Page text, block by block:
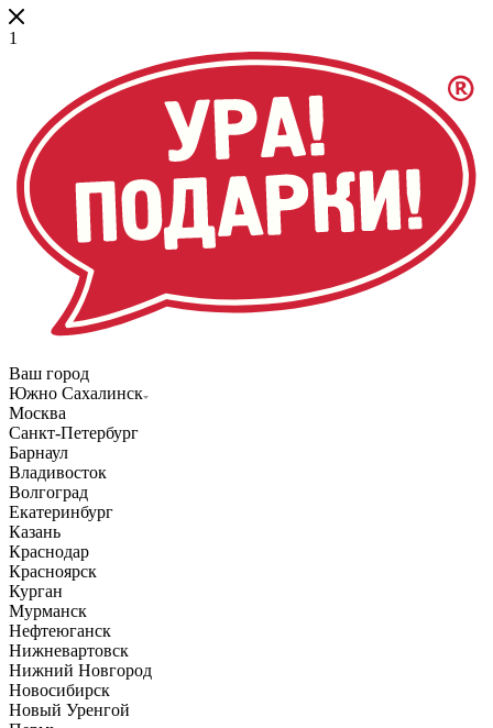
1
Ваш город
Южно Сахалинск
Москва
Санкт-Петербург
Барнаул
Владивосток
Волгоград
Екатеринбург
Казань
Краснодар
Красноярск
Курган
Мурманск
Нефтеюганск
Нижневартовск
Нижний Новгород
Новосибирск
Новый Уренгой